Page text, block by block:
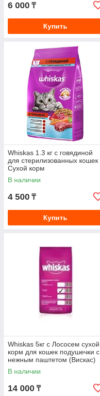
6 000 ₸
Купить
Whiskas 1.3 кг с говядиной
для стерилизованных кошек
Сухой корм
В наличии
4 500 ₸
Купить
Whiskas 5кг с Лососем сухой
корм для кошек подушечки с
нежным паштетом (Вискас)
В наличии
14 000 ₸